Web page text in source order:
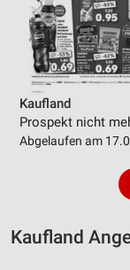
Kaufland
Prospekt nicht
Abgelaufen am
Kaufland